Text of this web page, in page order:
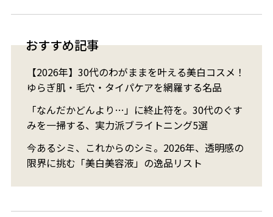
おすすめ記事
【2026年】30代のわがままを叶える美白コスメ！
ゆらぎ肌・毛穴・タイパケアを網羅する名品
「なんだかどんより…」に終止符を。30代のぐす
みを一掃する、実力派ブライトニング5選
今あるシミ、これからのシミ。2026年、透明感の
限界に挑む「美白美容液」の逸品リスト